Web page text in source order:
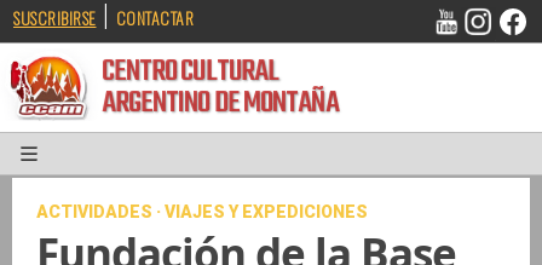
SUSCRIBIRSE | CONTACTAR
CENTRO CULTURAL
ARGENTINO DE MONTAÑA
ACTIVIDADES · VIAJES Y EXPEDICIONES